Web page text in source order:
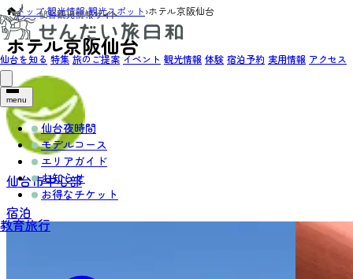
仙台を知る 特集 旅のご提案 イベント 観光情報 体験 宿泊予約 実用情報 アクセス
menu
仙台夜時間
モデルコース
エリアガイド
お知らせ
お得なチケット
教育旅行
トップ›観光情報›観光スポット›ホテル京阪仙台
ホテル京阪仙台
仙台市中心部
宿泊